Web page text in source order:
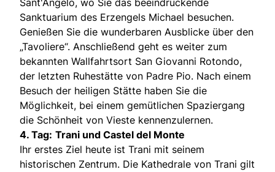
Sant'Angelo, wo Sie das beeindruckende
Sanktuarium des Erzengels Michael besuchen.
Genießen Sie die wunderbaren Ausblicke über den
„Tavoliere“. Anschließend geht es weiter zum
bekannten Wallfahrtsort San Giovanni Rotondo,
der letzten Ruhestätte von Padre Pio. Nach einem
Besuch der heiligen Stätte haben Sie die
Möglichkeit, bei einem gemütlichen Spaziergang
die Schönheit von Vieste kennenzulernen.
4. Tag: Trani und Castel del Monte
Ihr erstes Ziel heute ist Trani mit seinem
historischen Zentrum. Die Kathedrale von Trani gilt